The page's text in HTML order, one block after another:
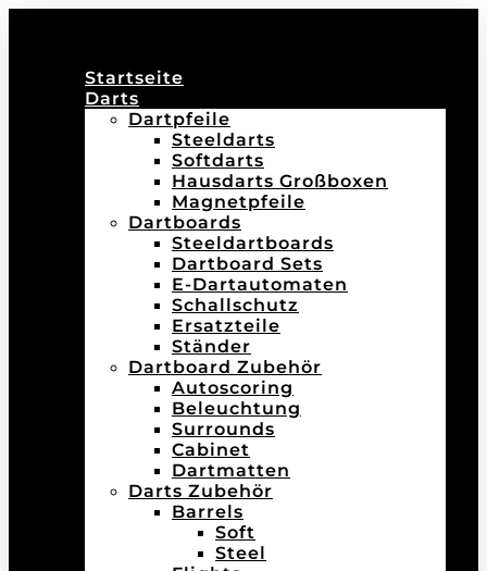
Startseite
Darts
Dartpfeile
Steeldarts
Softdarts
Hausdarts Großboxen
Magnetpfeile
Dartboards
Steeldartboards
Dartboard Sets
E-Dartautomaten
Schallschutz
Ersatzteile
Ständer
Dartboard Zubehör
Autoscoring
Beleuchtung
Surrounds
Cabinet
Dartmatten
Darts Zubehör
Barrels
Soft
Steel